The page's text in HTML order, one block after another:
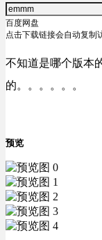
百度网盘
点击下载链接会自动复制
不知道是哪个版本
的。。。。。。
预览